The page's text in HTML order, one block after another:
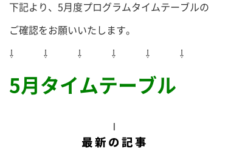
下記より、5月度プログラムタイムテーブルの
ご確認をお願いいたします。
⇩ ⇩ ⇩ ⇩ ⇩ ⇩
5月タイムテーブル